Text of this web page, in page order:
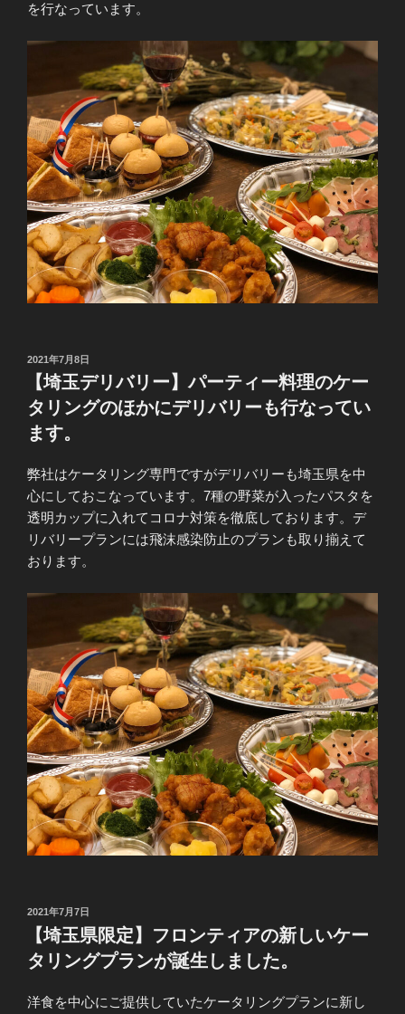
を行なっています。
投
日:
2021年7月8日
【埼玉デリバリー】パーティー料理のケー
タリングのほかにデリバリーも行なってい
ます。
弊社はケータリング専門ですがデリバリーも埼玉県を中
心にしておこなっています。7種の野菜が入ったパスタを
透明カップに入れてコロナ対策を徹底しております。デ
リバリープランには飛沫感染防止のプランも取り揃えて
おります。
投
日:
2021年7月7日
【埼玉県限定】フロンティアの新しいケー
タリングプランが誕生しました。
洋食を中心にご提供していたケータリングプランに新し